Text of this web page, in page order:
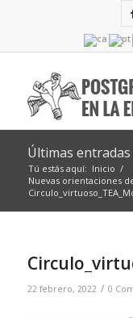
Últimas entradas
Tú estás aquí: Inicio /
Nuevas orientaciones
22 febrero, 2022 / 0